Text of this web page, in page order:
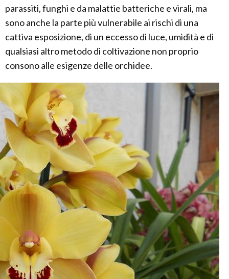
parassiti, funghi e da malattie batteriche e virali, ma
sono anche la parte più vulnerabile ai rischi di una
cattiva esposizione, di un eccesso di luce, umidità e di
qualsiasi altro metodo di coltivazione non proprio
consono alle esigenze delle orchidee.